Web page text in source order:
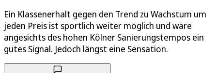
Ein Klassenerhalt gegen den Trend zu Wachstum um
jeden Preis ist sportlich weiter möglich und wäre
angesichts des hohen Kölner Sanierungstempos ein
gutes Signal. Jedoch längst eine Sensation.